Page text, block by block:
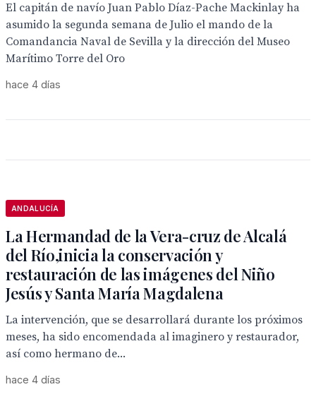
El capitán de navío Juan Pablo Díaz-Pache Mackinlay ha
asumido la segunda semana de Julio el mando de la
Comandancia Naval de Sevilla y la dirección del Museo
Marítimo Torre del Oro
hace 4 días
ANDALUCÍA
La Hermandad de la Vera-cruz de Alcalá
del Río,inicia la conservación y
restauración de las imágenes del Niño
Jesús y Santa María Magdalena
La intervención, que se desarrollará durante los próximos
meses, ha sido encomendada al imaginero y restaurador,
así como hermano de...
hace 4 días